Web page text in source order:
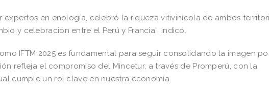
expertos en enología, celebró la riqueza vitivinícola de ambos
y celebración entre el Perú y Francia”, indicó.
IFTM 2025 es fundamental para seguir consolidando la imagen
refleja el compromiso del Mincetur, a través de Promperú, con la
cumple un rol clave en nuestra economía.